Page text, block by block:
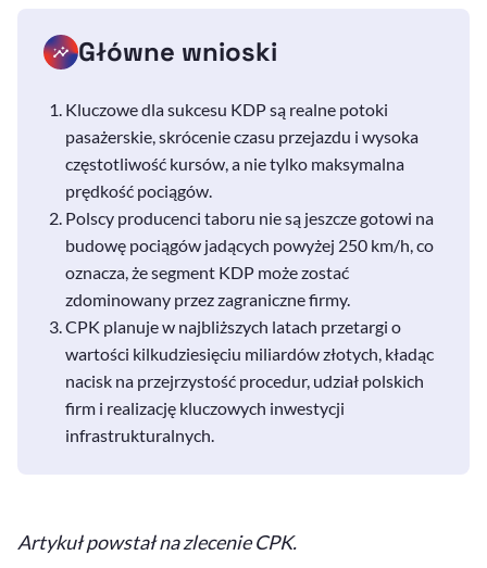
Główne wnioski
Kluczowe dla sukcesu KDP są realne potoki
pasażerskie, skrócenie czasu przejazdu i wysoka
częstotliwość kursów, a nie tylko maksymalna
prędkość pociągów.
Polscy producenci taboru nie są jeszcze gotowi na
budowę pociągów jadących powyżej 250 km/h, co
oznacza, że segment KDP może zostać
zdominowany przez zagraniczne firmy.
CPK planuje w najbliższych latach przetargi o
wartości kilkudziesięciu miliardów złotych, kładąc
nacisk na przejrzystość procedur, udział polskich
firm i realizację kluczowych inwestycji
infrastrukturalnych.
Artykuł powstał na zlecenie CPK.